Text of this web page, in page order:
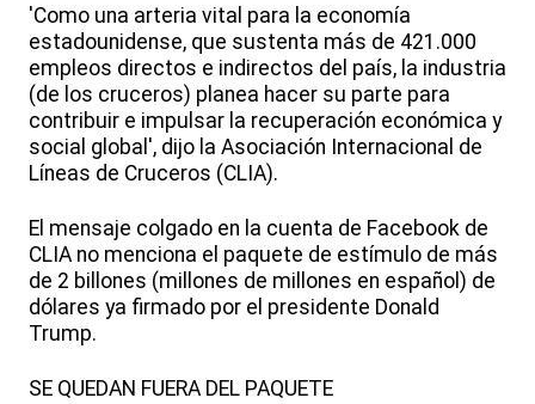
'Como una arteria vital para la economía
estadounidense, que sustenta más de 421.000
empleos directos e indirectos del país, la industria
(de los cruceros) planea hacer su parte para
contribuir e impulsar la recuperación económica y
social global', dijo la Asociación Internacional de
Líneas de Cruceros (CLIA).
El mensaje colgado en la cuenta de Facebook de
CLIA no menciona el paquete de estímulo de más
de 2 billones (millones de millones en español) de
dólares ya firmado por el presidente Donald
Trump.
SE QUEDAN FUERA DEL PAQUETE